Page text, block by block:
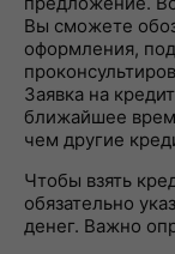
Вы сможете
оформления,
Заявка на
ближайшее
чем другие
Чтобы взять
обязательно
денег. Важно